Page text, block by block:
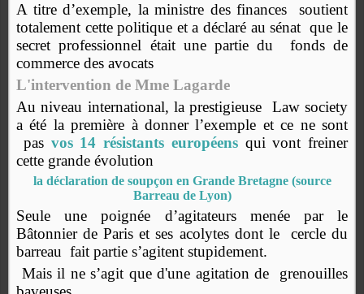
A titre d’exemple, la ministre des finances
soutient
totalement cette politique et a déclaré au sénat que le
secret professionnel était une partie du fonds de
commerce des avocats
L'intervention de Mme Lagarde
Au niveau international, la prestigieuse
Law society
a été la première à donner l’exemple et ce ne sont
pas vos 14 résistants européensqui vont freiner
cette grande évolution
la déclaration de soupçon en Grande Bretagne (source
Barreau de Lyon)
Seule une poignée d’agitateurs menée par le
Bâtonnier de Paris et ses acolytes dont le cercle du
barreau fait partie s’agitent stupidement.
Mais il ne s’agit que d'une agitation de
grenouilles